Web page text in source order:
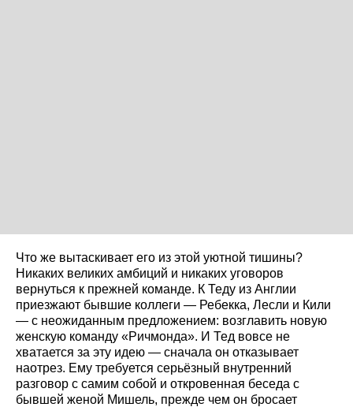
Что же вытаскивает его из этой уютной тишины?
Никаких великих амбиций и никаких уговоров
вернуться к прежней команде. К Теду из Англии
приезжают бывшие коллеги — Ребекка, Лесли и Кили
— с неожиданным предложением: возглавить новую
женскую команду «Ричмонда». И Тед вовсе не
хватается за эту идею — сначала он отказывает
наотрез. Ему требуется серьёзный внутренний
разговор с самим собой и откровенная беседа с
бывшей женой Мишель, прежде чем он бросает